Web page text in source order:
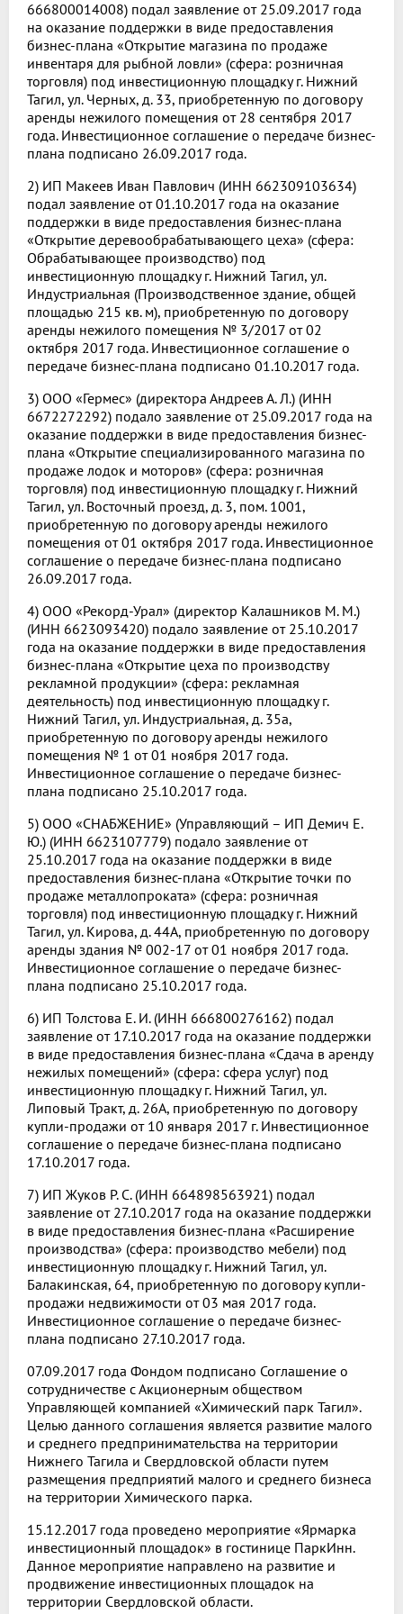
666800014008) подал заявление от 25.09.2017 года
на оказание поддержки в виде предоставления
бизнес-плана «Открытие магазина по продаже
инвентаря для рыбной ловли» (сфера: розничная
торговля) под инвестиционную площадку г. Нижний
Тагил, ул. Черных, д. 33, приобретенную по договору
аренды нежилого помещения от 28 сентября 2017
года. Инвестиционное соглашение о передаче бизнес-
плана подписано 26.09.2017 года.
2) ИП Макеев Иван Павлович (ИНН 662309103634)
подал заявление от 01.10.2017 года на оказание
поддержки в виде предоставления бизнес-плана
«Открытие деревообрабатывающего цеха» (сфера:
Обрабатывающее производство) под
инвестиционную площадку г. Нижний Тагил, ул.
Индустриальная (Производственное здание, общей
площадью 215 кв. м), приобретенную по договору
аренды нежилого помещения № 3/2017 от 02
октября 2017 года. Инвестиционное соглашение о
передаче бизнес-плана подписано 01.10.2017 года.
3) ООО «Гермес» (директора Андреев А. Л.) (ИНН
6672272292) подало заявление от 25.09.2017 года на
оказание поддержки в виде предоставления бизнес-
плана «Открытие специализированного магазина по
продаже лодок и моторов» (сфера: розничная
торговля) под инвестиционную площадку г. Нижний
Тагил, ул. Восточный проезд, д. 3, пом. 1001,
приобретенную по договору аренды нежилого
помещения от 01 октября 2017 года. Инвестиционное
соглашение о передаче бизнес-плана подписано
26.09.2017 года.
4) ООО «Рекорд-Урал» (директор Калашников М. М.)
(ИНН 6623093420) подало заявление от 25.10.2017
года на оказание поддержки в виде предоставления
бизнес-плана «Открытие цеха по производству
рекламной продукции» (сфера: рекламная
деятельность) под инвестиционную площадку г.
Нижний Тагил, ул. Индустриальная, д. 35а,
приобретенную по договору аренды нежилого
помещения № 1 от 01 ноября 2017 года.
Инвестиционное соглашение о передаче бизнес-
плана подписано 25.10.2017 года.
5) ООО «СНАБЖЕНИЕ» (Управляющий – ИП Демич Е.
Ю.) (ИНН 6623107779) подало заявление от
25.10.2017 года на оказание поддержки в виде
предоставления бизнес-плана «Открытие точки по
продаже металлопроката» (сфера: розничная
торговля) под инвестиционную площадку г. Нижний
Тагил, ул. Кирова, д. 44А, приобретенную по договору
аренды здания № 002-17 от 01 ноября 2017 года.
Инвестиционное соглашение о передаче бизнес-
плана подписано 25.10.2017 года.
6) ИП Толстова Е. И. (ИНН 666800276162) подал
заявление от 17.10.2017 года на оказание поддержки
в виде предоставления бизнес-плана «Сдача в аренду
нежилых помещений» (сфера: сфера услуг) под
инвестиционную площадку г. Нижний Тагил, ул.
Липовый Тракт, д. 26А, приобретенную по договору
купли-продажи от 10 января 2017 г. Инвестиционное
соглашение о передаче бизнес-плана подписано
17.10.2017 года.
7) ИП Жуков Р. С. (ИНН 664898563921) подал
заявление от 27.10.2017 года на оказание поддержки
в виде предоставления бизнес-плана «Расширение
производства» (сфера: производство мебели) под
инвестиционную площадку г. Нижний Тагил, ул.
Балакинская, 64, приобретенную по договору купли-
продажи недвижимости от 03 мая 2017 года.
Инвестиционное соглашение о передаче бизнес-
плана подписано 27.10.2017 года.
07.09.2017 года Фондом подписано Соглашение о
сотрудничестве с Акционерным обществом
Управляющей компанией «Химический парк Тагил».
Целью данного соглашения является развитие малого
и среднего предпринимательства на территории
Нижнего Тагила и Свердловской области путем
размещения предприятий малого и среднего бизнеса
на территории Химического парка.
15.12.2017 года проведено мероприятие «Ярмарка
инвестиционный площадок» в гостинице ПаркИнн.
Данное мероприятие направлено на развитие и
продвижение инвестиционных площадок на
территории Свердловской области.